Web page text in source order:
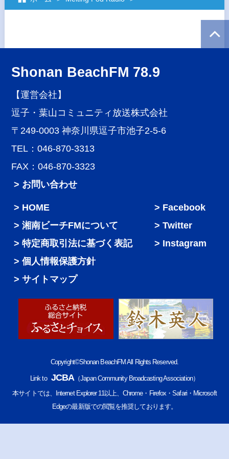
Shonan BeachFM 78.9
【運営会社】
逗子・葉山コミュニティ放送株式会社
〒249-0003 神奈川県逗子市池子2-5-6
TEL：046-870-3313
FAX：046-870-3323
> お問い合わせ
HOME
湘南ビーチFMについて
特定商取引法に基づく表記
個人情報保護方針
サイトマップ
Facebook
Twitter
Instagram
Copyright©Shonan BeachFM All Rights Reserved.
Link to JCBA（Japan Community Broadcasting Association）
本サイトでは、Internet Explorer 11以上、Chrome・Firefox・Safari・Microsoft
Edgeの最新版での閲覧を推奨しております。